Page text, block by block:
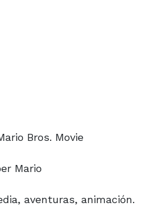
Bros. Movie
Mario
aventuras, animación.